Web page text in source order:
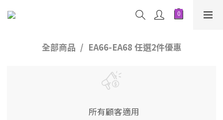
全部商品 EA66-EA68 任選2件優惠
所有顧客適用